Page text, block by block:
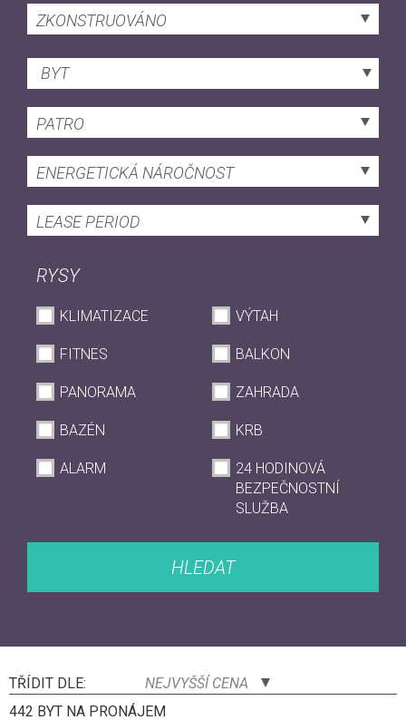
ZKONSTRUOVÁNO
BYT
PATRO
ENERGETICKÁ NÁROČNOST
LEASE PERIOD
RYSY
KLIMATIZACE VÝTAH
FITNES BALKON
PANORAMA ZAHRADA
BAZÉN KRB
ALARM
24 HODINOVÁ
BEZPEČNOSTNÍ
SLUŽBA
HLEDAT
TŘÍDIT DLE:
NEJVYŠŠÍ CENA
442 BYT NA PRONÁJEM